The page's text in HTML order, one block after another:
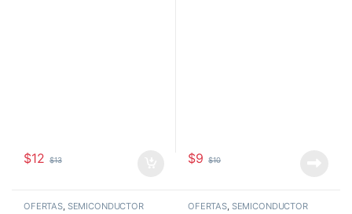
$12 $13 $9 $10
OFERTAS SEMICONDUCTOR OFERTAS SEMICONDUCTOR